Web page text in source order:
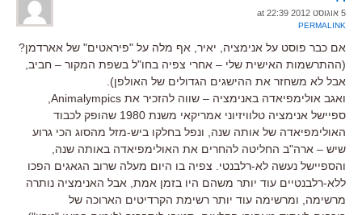
5 אוגוסט 2012 at 22:39
PERMALINK
אם כבר פוסט על אנימציה, יאיר, אף מלה על "פיראטים" של אארדמן?
(ההתרשמות האישית שלי – אחרי צפיה בחו"ל בשפת המקור – חביב,
אבל לא משחזר את ההישגים הגדולים של האולפן).
ספיישל אנימציה טלוויזיוני אמריקאי משנת 1980 שהופק לכבוד
האולימפיאדה של אותה שנה, ונפל בחלקו ביש-מזל מהסוג הכי גרוע
שיש – ארה"ב החליטה להחרים את האולימפיאדה באותה שנה,
והספיישל נעשה לא-רלבנטי. צפיה בו היום מעלה שרוב הגאגים הפכו
ללא-רלבנטיים עוד יותר משהם היו בזמן אמת, אבל האנימציה נותרה
מרשימה, ומרשימה עוד יותר רשימת הקרדיטים הארוכה של